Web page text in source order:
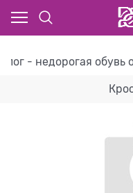
- недорогая обувь